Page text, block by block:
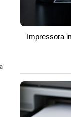
Impressora